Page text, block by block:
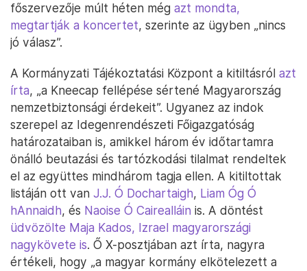
főszervezője múlt héten még azt mondta,
megtartják a koncertet, szerinte az ügyben „nincs
jó válasz”.
A Kormányzati Tájékoztatási Központ a kitiltásról azt
írta, „a Kneecap fellépése sértené Magyarország
nemzetbiztonsági érdekeit”. Ugyanez az indok
szerepel az Idegenrendészeti Főigazgatóság
határozataiban is, amikkel három év időtartamra
önálló beutazási és tartózkodási tilalmat rendeltek
el az együttes mindhárom tagja ellen. A kitiltottak
listáján ott van J.J. Ó Dochartaigh, Liam Óg Ó
hAnnaidh, és Naoise Ó Cairealláin is. A döntést
üdvözölte Maja Kados, Izrael magyarországi
nagykövete is. Ő X-posztjában azt írta, nagyra
értékeli, hogy „a magyar kormány elkötelezett a